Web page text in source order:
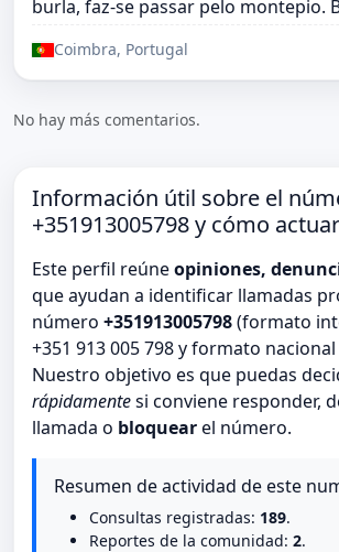
burla, faz-se passar pelo montepio.
Coimbra, Portugal
No hay más comentarios.
Información útil sobre el
+351913005798 y cómo actuar
Este perfil reúneopiniones,
que ayudan a identificar llamadas
número +351913005798(formato
+351 913 005 798 y formato nacional
Nuestro objetivo es que puedas
rápidamentesi conviene responder,
llamada o bloquearel número.
Resumen de actividad de este
Consultas registradas: 189.
Reportes de la comunidad: 2.